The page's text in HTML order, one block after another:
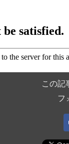
この記
フ